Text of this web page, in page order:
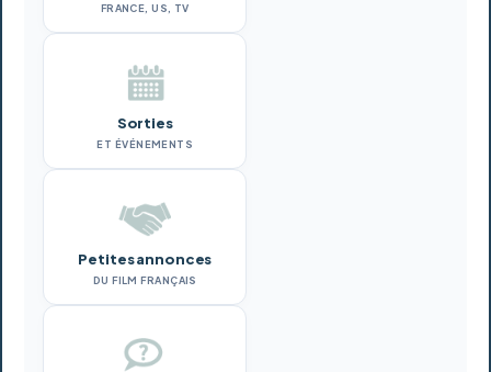
FRANCE, US, TV
Sorties
ET ÉVÉNEMENTS
Petites annonces
DU FILM FRANÇAIS